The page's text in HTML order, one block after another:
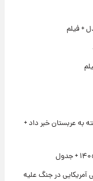
+ فیلم
به عربستان خبر داد +
در جنگ علیه